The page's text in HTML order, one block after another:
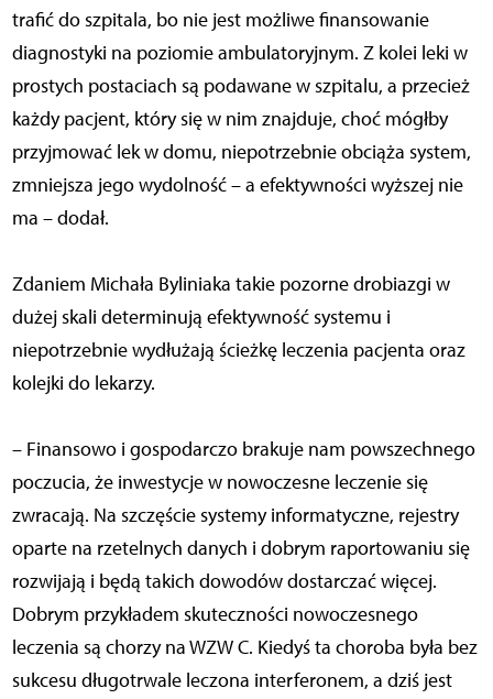
trafić do szpitala, bo nie jest możliwe finansowanie
diagnostyki na poziomie ambulatoryjnym. Z kolei leki w
prostych postaciach są podawane w szpitalu, a przecież
każdy pacjent, który się w nim znajduje, choć mógłby
przyjmować lek w domu, niepotrzebnie obciąża system,
zmniejsza jego wydolność – a efektywności wyższej nie
ma – dodał.
Zdaniem Michała Byliniaka takie pozorne drobiazgi w
dużej skali determinują efektywność systemu i
niepotrzebnie wydłużają ścieżkę leczenia pacjenta oraz
kolejki do lekarzy.
– Finansowo i gospodarczo brakuje nam powszechnego
poczucia, że inwestycje w nowoczesne leczenie się
zwracają. Na szczęście systemy informatyczne, rejestry
oparte na rzetelnych danych i dobrym raportowaniu się
rozwijają i będą takich dowodów dostarczać więcej.
Dobrym przykładem skuteczności nowoczesnego
leczenia są chorzy na WZW C. Kiedyś ta choroba była bez
sukcesu długotrwale leczona interferonem, a dziś jest